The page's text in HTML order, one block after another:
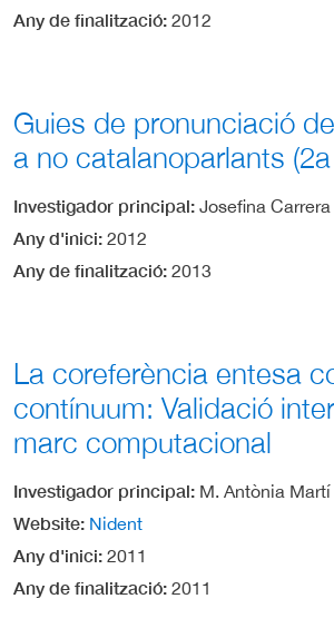
Any de finalització 2012
Guies de pronunciació
a no catalanoparlants
Investigador principal Josefina
Any d'inici 2012
Any de finalització 2013
La coreferència entesa
contínuum: Validació
marc computacional
Investigador principal M. Antònia
Website Nident
Any d'inici 2011
Any de finalització 2011